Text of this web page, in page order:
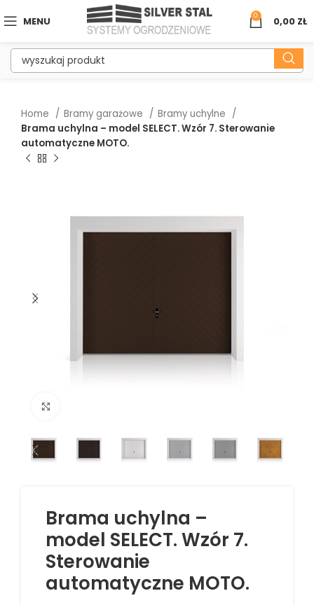
MENU 0 0,00 ZŁ
Home Bramy garażowe
Bramy uchylne
Brama uchylna – model SELECT. Wzór 7. Sterowanie
automatyczne MOTO.
Brama uchylna –
model SELECT. Wzór 7.
Sterowanie
automatyczne MOTO.